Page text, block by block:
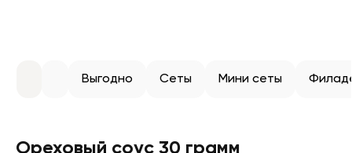
Выгодно Сеты Мини сеты
Ореховый соус 30 грамм